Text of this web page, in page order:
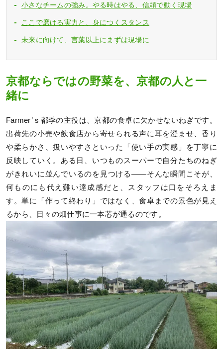
小さなチームの強み。やる時はやる、信頼で動く現場
ここで磨ける実力と、身につくスタンス
未来に向けて、言葉以上にまずは現場に
京都ならではの野菜を、京都の人と一
緒に
Farmer’ｓ都季の主役は、京都の食卓に欠かせないねぎです。
出荷先の小売や飲食店から寄せられる声に耳を澄ませ、香り
や柔らかさ、扱いやすさといった「使い手の実感」を丁寧に
反映していく。ある日、いつものスーパーで自分たちのねぎ
がきれいに並んでいるのを見つける——そんな瞬間こそが、
何ものにも代え難い達成感だと、スタッフは口をそろえま
す。単に「作って終わり」ではなく、食卓までの景色が見え
るから、日々の畑仕事に一本芯が通るのです。